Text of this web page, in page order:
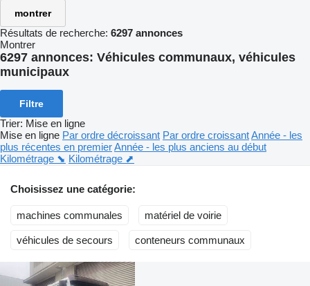
montrer
Résultats de recherche: 6297 annonces
Montrer
6297 annonces: Véhicules communaux, véhicules
municipaux
Filtre
Trier: Mise en ligne
Mise en ligne Par ordre décroissant Par ordre croissantAnnée - les
plus récentes en premierAnnée - les plus anciens au début
Kilométrage ⬊ Kilométrage ⬈
Choisissez une catégorie:
machines communales matériel de voirie
véhicules de secours conteneurs communaux